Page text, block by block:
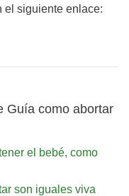
el siguiente enlace:
Guía como abortar
el bebé, como
son iguales viva